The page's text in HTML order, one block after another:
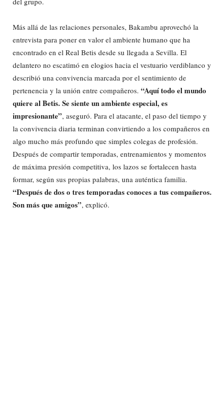
Más allá de las relaciones personales, Bakambu aprovechó la
entrevista para poner en valor el ambiente humano que ha
encontrado en el Real Betis desde su llegada a Sevilla. El
delantero no escatimó en elogios hacia el vestuario verdiblanco y
describió una convivencia marcada por el sentimiento de
pertenencia y la unión entre compañeros. “Aquí todo el mundo
quiere al Betis. Se siente un ambiente especial, es
impresionante”, aseguró. Para el atacante, el paso del tiempo y
la convivencia diaria terminan convirtiendo a los compañeros en
algo mucho más profundo que simples colegas de profesión.
Después de compartir temporadas, entrenamientos y momentos
de máxima presión competitiva, los lazos se fortalecen hasta
formar, según sus propias palabras, una auténtica familia.
“Después de dos o tres temporadas conoces a tus compañeros.
Son más que amigos”, explicó.